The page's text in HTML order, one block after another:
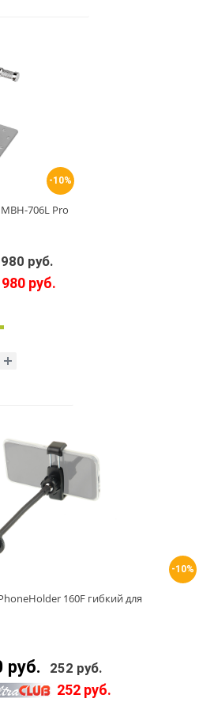
-10%
706L Pro
руб.
руб.
-10%
160F гибкий для
руб. 252 руб.
252 руб.